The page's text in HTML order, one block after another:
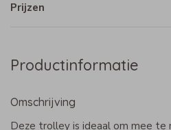
Prijzen
Productinformatie
Omschrijving
Deze trolley is ideaal om mee te